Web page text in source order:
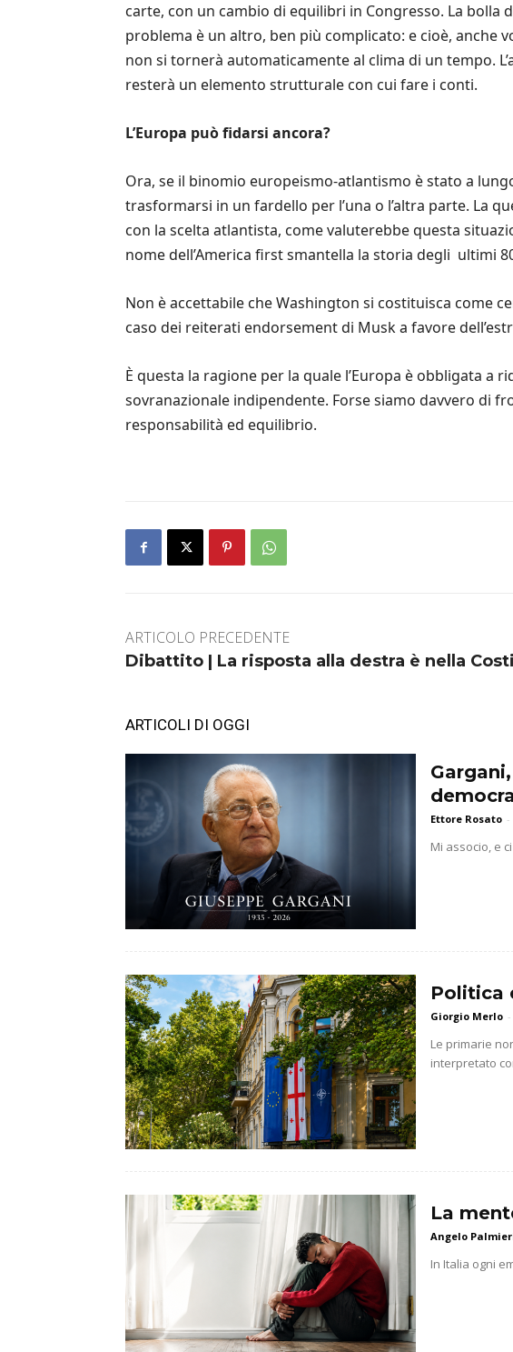
carte, con un cambio di equilibri in Congresso. La
problema è un altro, ben più complicato: e cioè, anche
non si tornerà automaticamente al clima di un tempo.
resterà un elemento strutturale con cui fare i conti.
L’Europa può fidarsi ancora?
Ora, se il binomio europeismo-atlantismo è stato a
trasformarsi in un fardello per l’una o l’altra parte. La
con la scelta atlantista, come valuterebbe questa
nome dell’America first smantella la storia degli ultimi
Non è accettabile che Washington si costituisca come
caso dei reiterati endorsement di Musk a favore
È questa la ragione per la quale l’Europa è obbligata
sovranazionale indipendente. Forse siamo davvero di
responsabilità ed equilibrio.
ARTICOLO PRECEDENTE
Dibattito | La risposta alla destra è nella
ARTICOLI DI OGGI
Ettore Rosato -
Mi associo, e
Politica
Giorgio Merlo -
Le primarie
interpretato
La
Angelo
In Italia ogni